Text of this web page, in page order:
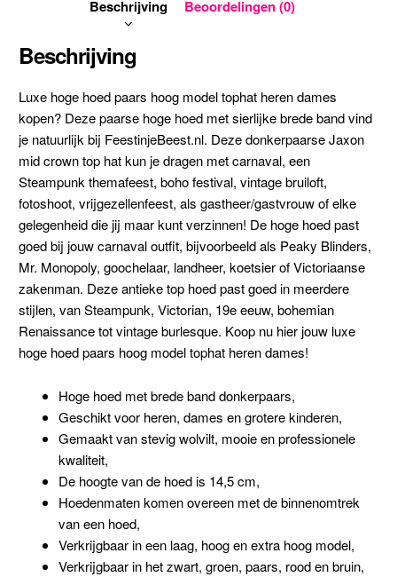
Beschrijving Beoordelingen (0)
Beschrijving
Luxe hoge hoed paars hoog model tophat heren dames
kopen? Deze paarse hoge hoed met sierlijke brede band vind
je natuurlijk bij FeestinjeBeest.nl. Deze donkerpaarse Jaxon
mid crown top hat kun je dragen met carnaval, een
Steampunk themafeest, boho festival, vintage bruiloft,
fotoshoot, vrijgezellenfeest, als gastheer/gastvrouw of elke
gelegenheid die jij maar kunt verzinnen! De hoge hoed past
goed bij jouw carnaval outfit, bijvoorbeeld als Peaky Blinders,
Mr. Monopoly, goochelaar, landheer, koetsier of Victoriaanse
zakenman. Deze antieke top hoed past goed in meerdere
stijlen, van Steampunk, Victorian, 19e eeuw, bohemian
Renaissance tot vintage burlesque. Koop nu hier jouw luxe
hoge hoed paars hoog model tophat heren dames!
Hoge hoed met brede band donkerpaars,
Geschikt voor heren, dames en grotere kinderen,
Gemaakt van stevig wolvilt, mooie en professionele
kwaliteit,
De hoogte van de hoed is 14,5 cm,
Hoedenmaten komen overeen met de binnenomtrek
van een hoed,
Verkrijgbaar in een laag, hoog en extra hoog model,
Verkrijgbaar in het zwart, groen, paars, rood en bruin,